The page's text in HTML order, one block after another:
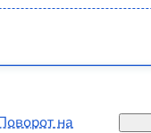
на